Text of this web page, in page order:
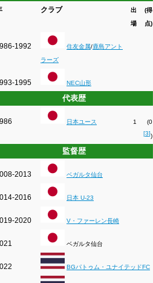
クラブ
出
場
(得
点)
1992 住友金属/鹿島アント
ラーズ
1995 NEC山形
代表歴
日本ユース 1
(0
[3])
監督歴
2013 ベガルタ仙台
2016 日本 U-23
2020 V・ファーレン長崎
ベガルタ仙台
BGパトゥム・ユナイテッドFC